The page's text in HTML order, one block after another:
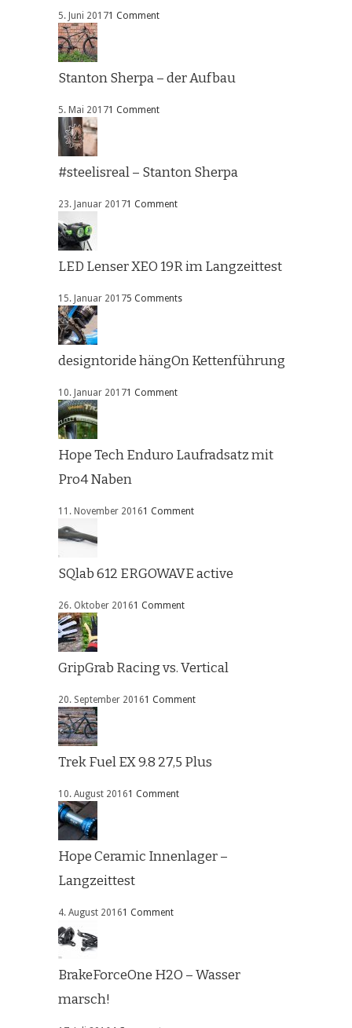
5. Juni 20171 Comment
Stanton Sherpa – der Aufbau
5. Mai 20171 Comment
#steelisreal – Stanton Sherpa
23. Januar 20171 Comment
LED Lenser XEO 19R im Langzeittest
15. Januar 20175 Comments
designtoride hängOn Kettenführung
10. Januar 20171 Comment
Hope Tech Enduro Laufradsatz mit
Pro4 Naben
11. November 20161 Comment
SQlab 612 ERGOWAVE active
26. Oktober 20161 Comment
GripGrab Racing vs. Vertical
20. September 20161 Comment
Trek Fuel EX 9.8 27,5 Plus
10. August 20161 Comment
Hope Ceramic Innenlager –
Langzeittest
4. August 20161 Comment
BrakeForceOne H2O – Wasser
marsch!